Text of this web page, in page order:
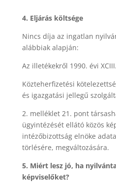
4. Eljárás költsége
Nincs díja az ingatlan
alábbiak alapján:
Az illetékekről 1990. évi
Közteherfizetési
és igazgatási jellegű
2. melléklet 21. pont
ügyintézését ellátó közös
intézőbizottság elnöke
törlésére, megváltozására.
5. Miért lesz jó, ha
képviselőket?